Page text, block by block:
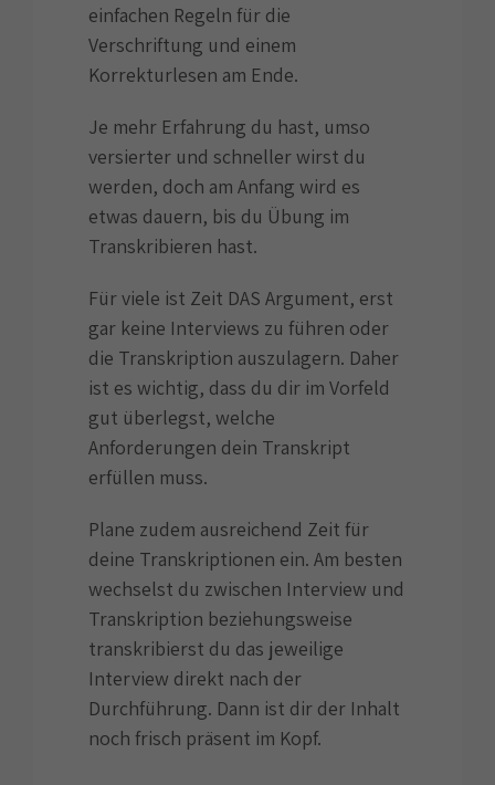
einfachen Regeln für die
Verschriftung und einem
Korrekturlesen am Ende.
Je mehr Erfahrung du hast, umso
versierter und schneller wirst du
werden, doch am Anfang wird es
etwas dauern, bis du Übung im
Transkribieren hast.
Für viele ist Zeit DAS Argument, erst
gar keine Interviews zu führen oder
die Transkription auszulagern. Daher
ist es wichtig, dass du dir im Vorfeld
gut überlegst, welche
Anforderungen dein Transkript
erfüllen muss.
Plane zudem ausreichend Zeit für
deine Transkriptionen ein. Am besten
wechselst du zwischen Interview und
Transkription beziehungsweise
transkribierst du das jeweilige
Interview direkt nach der
Durchführung. Dann ist dir der Inhalt
noch frisch präsent im Kopf.